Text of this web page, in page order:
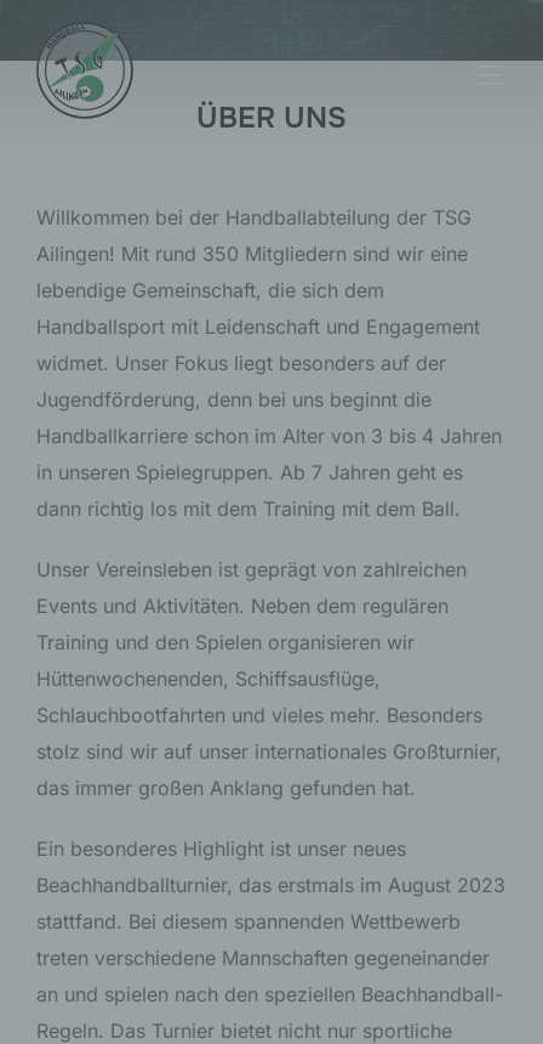
Inhalt
springen
ÜBER UNS
Willkommen bei der Handballabteilung der TSG
Ailingen! Mit rund 350 Mitgliedern sind wir eine
lebendige Gemeinschaft, die sich dem
Handballsport mit Leidenschaft und Engagement
widmet. Unser Fokus liegt besonders auf der
Jugendförderung, denn bei uns beginnt die
Handballkarriere schon im Alter von 3 bis 4 Jahren
in unseren Spielegruppen. Ab 7 Jahren geht es
dann richtig los mit dem Training mit dem Ball.
Unser Vereinsleben ist geprägt von zahlreichen
Events und Aktivitäten. Neben dem regulären
Training und den Spielen organisieren wir
Hüttenwochenenden, Schiffsausflüge,
Schlauchbootfahrten und vieles mehr. Besonders
stolz sind wir auf unser internationales Großturnier,
das immer großen Anklang gefunden hat.
Ein besonderes Highlight ist unser neues
Beachhandballturnier, das erstmals im August 2023
stattfand. Bei diesem spannenden Wettbewerb
treten verschiedene Mannschaften gegeneinander
an und spielen nach den speziellen Beachhandball-
Regeln. Das Turnier bietet nicht nur sportliche